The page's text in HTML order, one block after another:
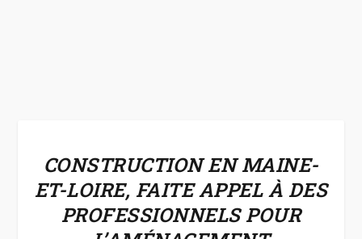
CONSTRUCTION EN MAINE-
ET-LOIRE, FAITE APPEL À DES
PROFESSIONNELS POUR